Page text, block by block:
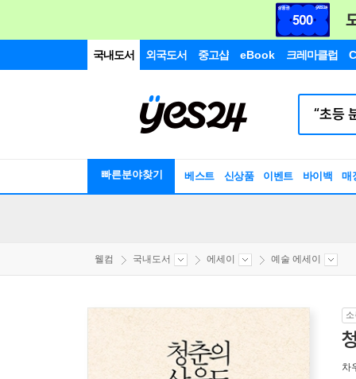
국내도서 외국도서 중고샵 eBook 크레마클럽
빠른분야찾기 베스트 신상품 이벤트 바이백 매
웰컴 국내도서 에세이 예술 에세이
차